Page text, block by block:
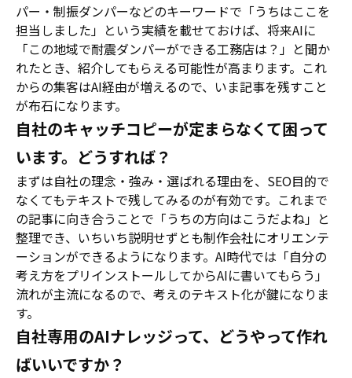
パー・制振ダンパーなどのキーワードで「うちはここを
担当しました」という実績を載せておけば、将来AIに
「この地域で耐震ダンパーができる工務店は？」と聞か
れたとき、紹介してもらえる可能性が高まります。これ
からの集客はAI経由が増えるので、いま記事を残すこと
が布石になります。
自社のキャッチコピーが定まらなくて困って
います。どうすれば？
まずは自社の理念・強み・選ばれる理由を、SEO目的で
なくてもテキストで残してみるのが有効です。これまで
の記事に向き合うことで「うちの方向はこうだよね」と
整理でき、いちいち説明せずとも制作会社にオリエンテ
ーションができるようになります。AI時代では「自分の
考え方をプリインストールしてからAIに書いてもらう」
流れが主流になるので、考えのテキスト化が鍵になりま
す。
自社専用のAIナレッジって、どうやって作れ
ばいいですか？